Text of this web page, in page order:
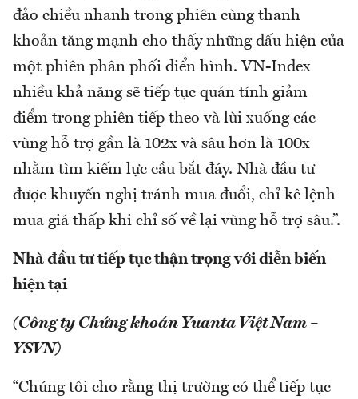
đảo chiều nhanh trong phiên cùng thanh
khoản tăng mạnh cho thấy những dấu hiện của
một phiên phân phối điển hình. VN-Index
nhiều khả năng sẽ tiếp tục quán tính giảm
điểm trong phiên tiếp theo và lùi xuống các
vùng hỗ trợ gần là 102x và sâu hơn là 100x
nhằm tìm kiếm lực cầu bắt đáy. Nhà đầu tư
được khuyến nghị tránh mua đuổi, chỉ kê lệnh
mua giá thấp khi chỉ số về lại vùng hỗ trợ sâu.”.
Nhà đầu tư tiếp tục thận trọng với diễn biến
hiện tại
(Công ty Chứng khoán Yuanta Việt Nam –
YSVN)
“Chúng tôi cho rằng thị trường có thể tiếp tục